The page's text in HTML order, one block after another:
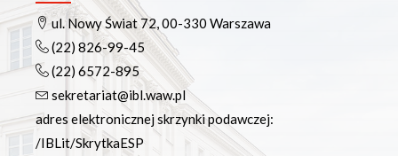
ul. Nowy Świat 72, 00-330 Warszawa
(22) 826-99-45
(22) 6572-895
sekretariat@ibl.waw.pl
adres elektronicznej skrzynki podawczej:
/IBLit/SkrytkaESP